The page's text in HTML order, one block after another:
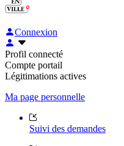
Connexion
Profil connecté
Compte portail
Légitimations actives
Ma page personnelle
Suivi des demandes